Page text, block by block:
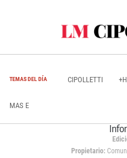
TEMAS DEL DÍA CIPOLLETTI
MAS E
Propietario: